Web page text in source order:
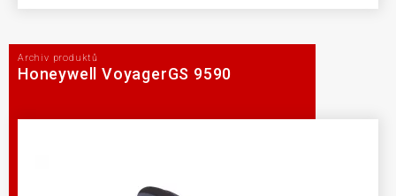
Archiv produktů
Honeywell VoyagerGS 9590